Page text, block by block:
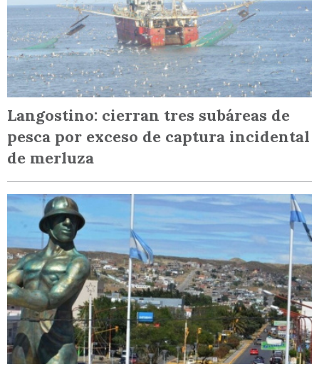
Langostino: cierran tres subáreas de
pesca por exceso de captura incidental
de merluza